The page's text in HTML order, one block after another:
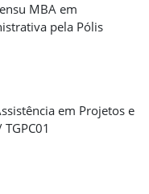
MBA em
pela Pólis
em Projetos e